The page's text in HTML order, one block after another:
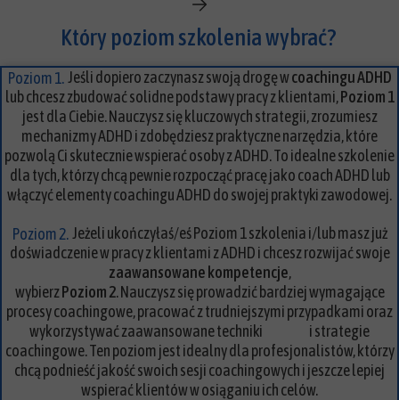
Który poziom szkolenia wybrać?
Poziom 1. Jeśli dopiero zaczynasz swoją drogę wcoachingu ADHD
lub chcesz zbudować solidne podstawy pracy z klientami,Poziom 1
jest dla Ciebie. Nauczysz się kluczowych strategii, zrozumiesz
mechanizmy ADHD i zdobędziesz praktyczne narzędzia, które
pozwolą Ci skutecznie wspierać osoby z ADHD. To idealne szkolenie
dla tych, którzy chcą pewnie rozpocząć pracę jako coach ADHD lub
włączyć elementy coachingu ADHD do swojej praktyki zawodowej.
Poziom 2. Jeżeli ukończyłaś/eś Poziom 1 szkolenia i/lub masz już
doświadczenie w pracy z klientami z ADHD i chcesz rozwijać swoje
zaawansowane kompetencje,
wybierzPoziom 2. Nauczysz się prowadzić bardziej wymagające
procesy coachingowe, pracować z trudniejszymi przypadkami oraz
wykorzystywać zaawansowane techniki i strategie
coachingowe. Ten poziom jest idealny dla profesjonalistów, którzy
chcą podnieść jakość swoich sesji coachingowych i jeszcze lepiej
wspierać klientów w osiąganiu ich celów.